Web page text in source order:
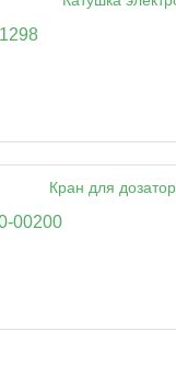
00200